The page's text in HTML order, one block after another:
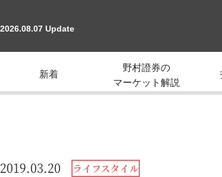
2026.08.07 Update
新着
野村證券の
マーケット解説
2019.03.20 ライフスタイル